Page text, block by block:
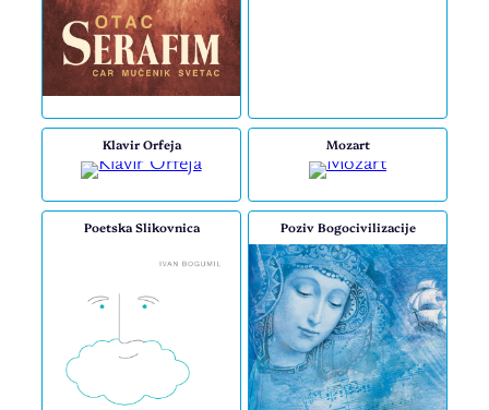
Klavir Orfeja Mozart
Poetska Slikovnica Poziv Bogocivilizacije